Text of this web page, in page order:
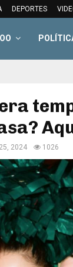
DEPORTES
2024 1026